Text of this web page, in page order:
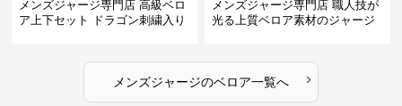
メンズジャージ専門店 高級ベロ
ア上下セット ドラゴン刺繍入り
メンズジャージ専門店 職人技が
光る上質ベロア素材のジャージ
メンズジャージのベロア一覧へ ›